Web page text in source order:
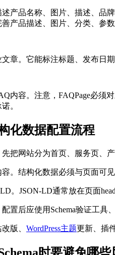
产品名称、图片、描述、品
产品描述、图片、分类、参数
章。它能标注标题、发布日
内容。注意，FAQPage必须
。
化数据配置流程
把网站分为首页、服务页、
。结构化数据必须与页面可
。JSON-LD通常放在页面
置后应使用Schema验证工
版、 WordPress主题更新、插